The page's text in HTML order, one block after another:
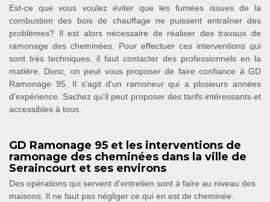
Est-ce que vous voulez éviter que les fumées issues de la
combustion des bois de chauffage ne puissent entraîner des
problèmes? Il est alors nécessaire de réaliser des travaux de
ramonage des cheminées. Pour effectuer ces interventions qui
sont très techniques, il faut contacter des professionnels en la
matière. Donc, on peut vous proposer de faire confiance à GD
Ramonage 95. Il s'agit d'un ramoneur qui a plusieurs années
d'expérience. Sachez qu'il peut proposer des tarifs intéressants et
accessibles à tous.
GD Ramonage 95 et les interventions de
ramonage des cheminées dans la ville de
Seraincourt et ses environs
Des opérations qui servent d'entretien sont à faire au niveau des
maisons. Il ne faut pas négliger ce qui en est de cheminée.